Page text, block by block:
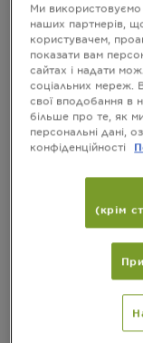
Ми
наших партнерів,
користувачем,
показати вам
сайтах і надати
соціальних мереж.
свої вподобання в
більше про те, як
персональні дані,
конфіденційності
(крім